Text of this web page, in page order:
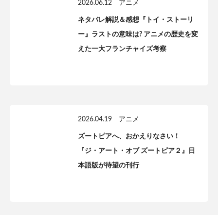
2026.06.12 アニメ
ネタバレ解説＆感想『トイ・ストーリ
ー』ラストの意味は? アニメの歴史を変
えた一大フランチャイズ考察
2026.04.19 アニメ
ズートピアへ、おかえりなさい！
『ジ・アート・オブ ズートピア２』日
本語版が待望の刊行